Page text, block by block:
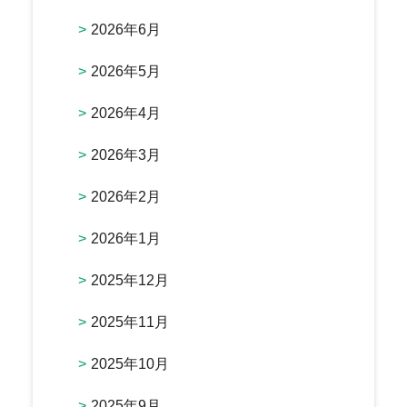
2026年6月
2026年5月
2026年4月
2026年3月
2026年2月
2026年1月
2025年12月
2025年11月
2025年10月